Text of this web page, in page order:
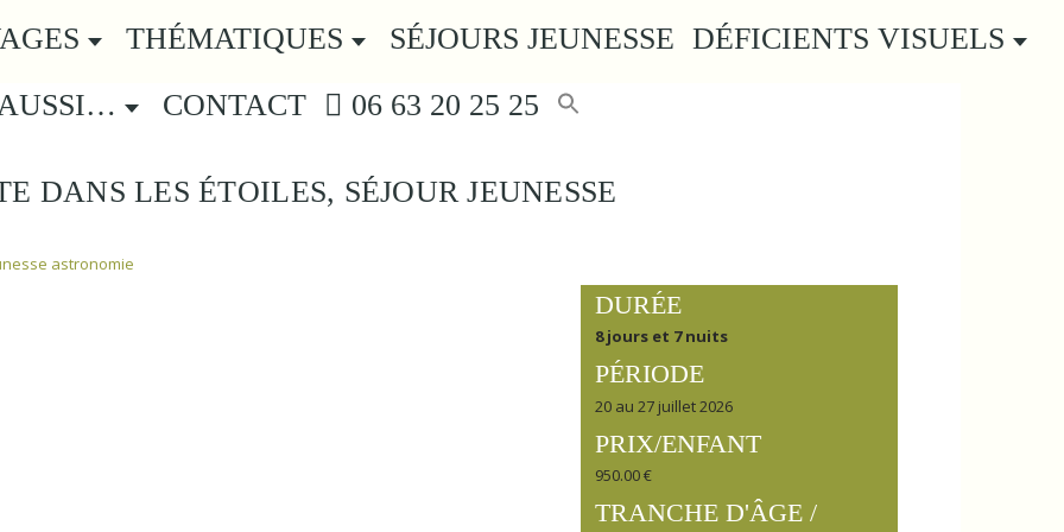
THÉMATIQUES SÉJOURS JEUNESSE DÉFICIENTS VISUELS
CONTACT 06 63 20 25 25
DANS LES ÉTOILES, SÉJOUR JEUNESSE
DURÉE
8 jours et 7 nuits
PÉRIODE
20 au 27 juillet 2026
PRIX/ENFANT
950.00 €
TRANCHE D'ÂGE /